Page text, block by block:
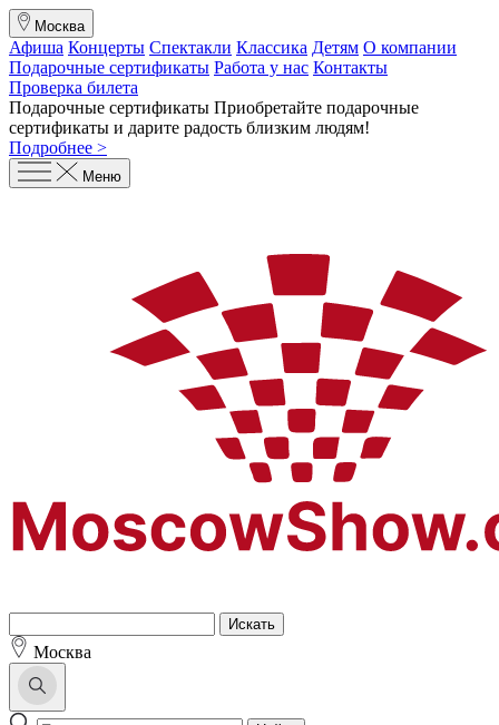
Москва
Афиша Концерты Спектакли Классика Детям О компании
Подарочные сертификаты Работа у нас Контакты
Проверка билета
Подарочные сертификаты Приобретайте подарочные
сертификаты и дарите радость близким людям!
Подробнее >
Меню
Москва